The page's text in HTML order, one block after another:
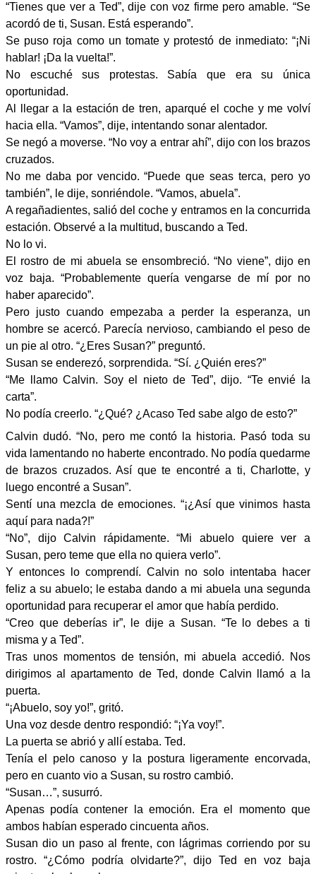
“Tienes que ver a Ted”, dije con voz firme pero amable. “Se
acordó de ti, Susan. Está esperando”.
Se puso roja como un tomate y protestó de inmediato: “¡Ni
hablar! ¡Da la vuelta!”.
No escuché sus protestas. Sabía que era su única
oportunidad.
Al llegar a la estación de tren, aparqué el coche y me volví
hacia ella. “Vamos”, dije, intentando sonar alentador.
Se negó a moverse. “No voy a entrar ahí”, dijo con los brazos
cruzados.
No me daba por vencido. “Puede que seas terca, pero yo
también”, le dije, sonriéndole. “Vamos, abuela”.
A regañadientes, salió del coche y entramos en la concurrida
estación. Observé a la multitud, buscando a Ted.
No lo vi.
El rostro de mi abuela se ensombreció. “No viene”, dijo en
voz baja. “Probablemente quería vengarse de mí por no
haber aparecido”.
Pero justo cuando empezaba a perder la esperanza, un
hombre se acercó. Parecía nervioso, cambiando el peso de
un pie al otro. “¿Eres Susan?” preguntó.
Susan se enderezó, sorprendida. “Sí. ¿Quién eres?”
“Me llamo Calvin. Soy el nieto de Ted”, dijo. “Te envié la
carta”.
No podía creerlo. “¿Qué? ¿Acaso Ted sabe algo de esto?”
Calvin dudó. “No, pero me contó la historia. Pasó toda su
vida lamentando no haberte encontrado. No podía quedarme
de brazos cruzados. Así que te encontré a ti, Charlotte, y
luego encontré a Susan”.
Sentí una mezcla de emociones. “¡¿Así que vinimos hasta
aquí para nada?!”
“No”, dijo Calvin rápidamente. “Mi abuelo quiere ver a
Susan, pero teme que ella no quiera verlo”.
Y entonces lo comprendí. Calvin no solo intentaba hacer
feliz a su abuelo; le estaba dando a mi abuela una segunda
oportunidad para recuperar el amor que había perdido.
“Creo que deberías ir”, le dije a Susan. “Te lo debes a ti
misma y a Ted”.
Tras unos momentos de tensión, mi abuela accedió. Nos
dirigimos al apartamento de Ted, donde Calvin llamó a la
puerta.
“¡Abuelo, soy yo!”, gritó.
Una voz desde dentro respondió: “¡Ya voy!”.
La puerta se abrió y allí estaba. Ted.
Tenía el pelo canoso y la postura ligeramente encorvada,
pero en cuanto vio a Susan, su rostro cambió.
“Susan…”, susurró.
Apenas podía contener la emoción. Era el momento que
ambos habían esperado cincuenta años.
Susan dio un paso al frente, con lágrimas corriendo por su
rostro. “¿Cómo podría olvidarte?”, dijo Ted en voz baja